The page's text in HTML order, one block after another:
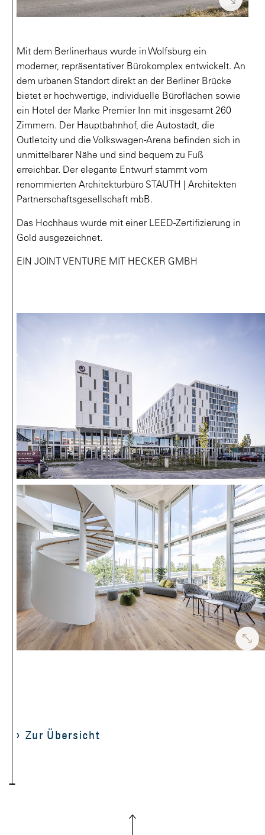
Mit dem Berlinerhaus wurde in Wolfsburg ein
moderner, repräsentativer Bürokomplex entwickelt. An
dem urbanen Standort direkt an der Berliner Brücke
bietet er hochwertige, individuelle Büroflächen sowie
ein Hotel der Marke Premier Inn mit insgesamt 260
Zimmern. Der Hauptbahnhof, die Autostadt, die
Outletcity und die Volkswagen-Arena befinden sich in
unmittelbarer Nähe und sind bequem zu Fuß
erreichbar. Der elegante Entwurf stammt vom
renommierten Architekturbüro STAUTH | Architekten
Partnerschaftsgesellschaft mbB.
Das Hochhaus wurde mit einer LEED-Zertifizierung in
Gold ausgezeichnet.
EIN JOINT VENTURE MIT HECKER GMBH
Zur Übersicht